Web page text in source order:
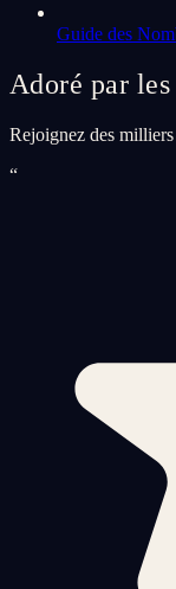
Guide des
Adoré par
Rejoignez des
“